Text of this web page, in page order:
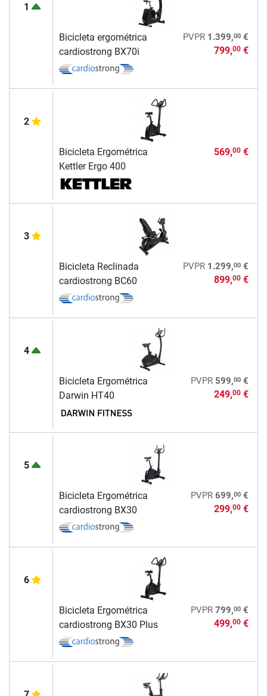
1
Bicicleta ergométrica
cardiostrong BX70i
PVPR 1.399,00€
799,00€
2
Bicicleta Ergométrica
Kettler Ergo 400
569,00€
3
Bicicleta Reclinada
cardiostrong BC60
PVPR 1.299,00€
899,00€
4
Bicicleta Ergométrica
Darwin HT40
PVPR 599,00€
249,00€
5
Bicicleta Ergométrica
cardiostrong BX30
PVPR 699,00€
299,00€
6
Bicicleta Ergométrica
cardiostrong BX30 Plus
PVPR 799,00€
499,00€